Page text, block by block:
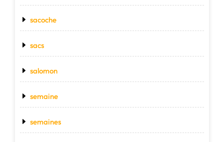
sacoche
sacs
salomon
semaine
semaines